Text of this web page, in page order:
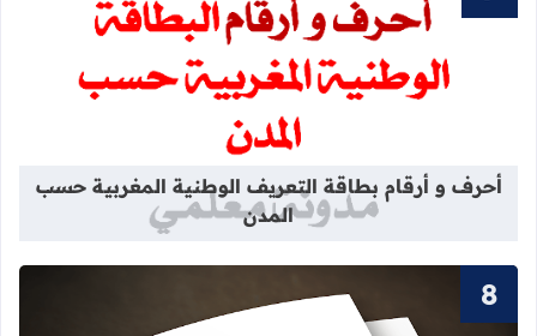
قراءة المزيد عن أحرف و أرقام
أحرف و أرقام بطاقة التعريف الوطنية المغربية حسب
المدن